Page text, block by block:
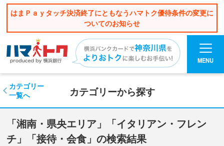
はまＰａｙタッチ決済終了にともなうハマトク優待条件の変更に
ついてのお知らせ
MENU
カテゴリーから探す
カテゴリー
一覧へ
「湘南・県央エリア」「イタリアン・フレン
チ」「接待・会食」の検索結果